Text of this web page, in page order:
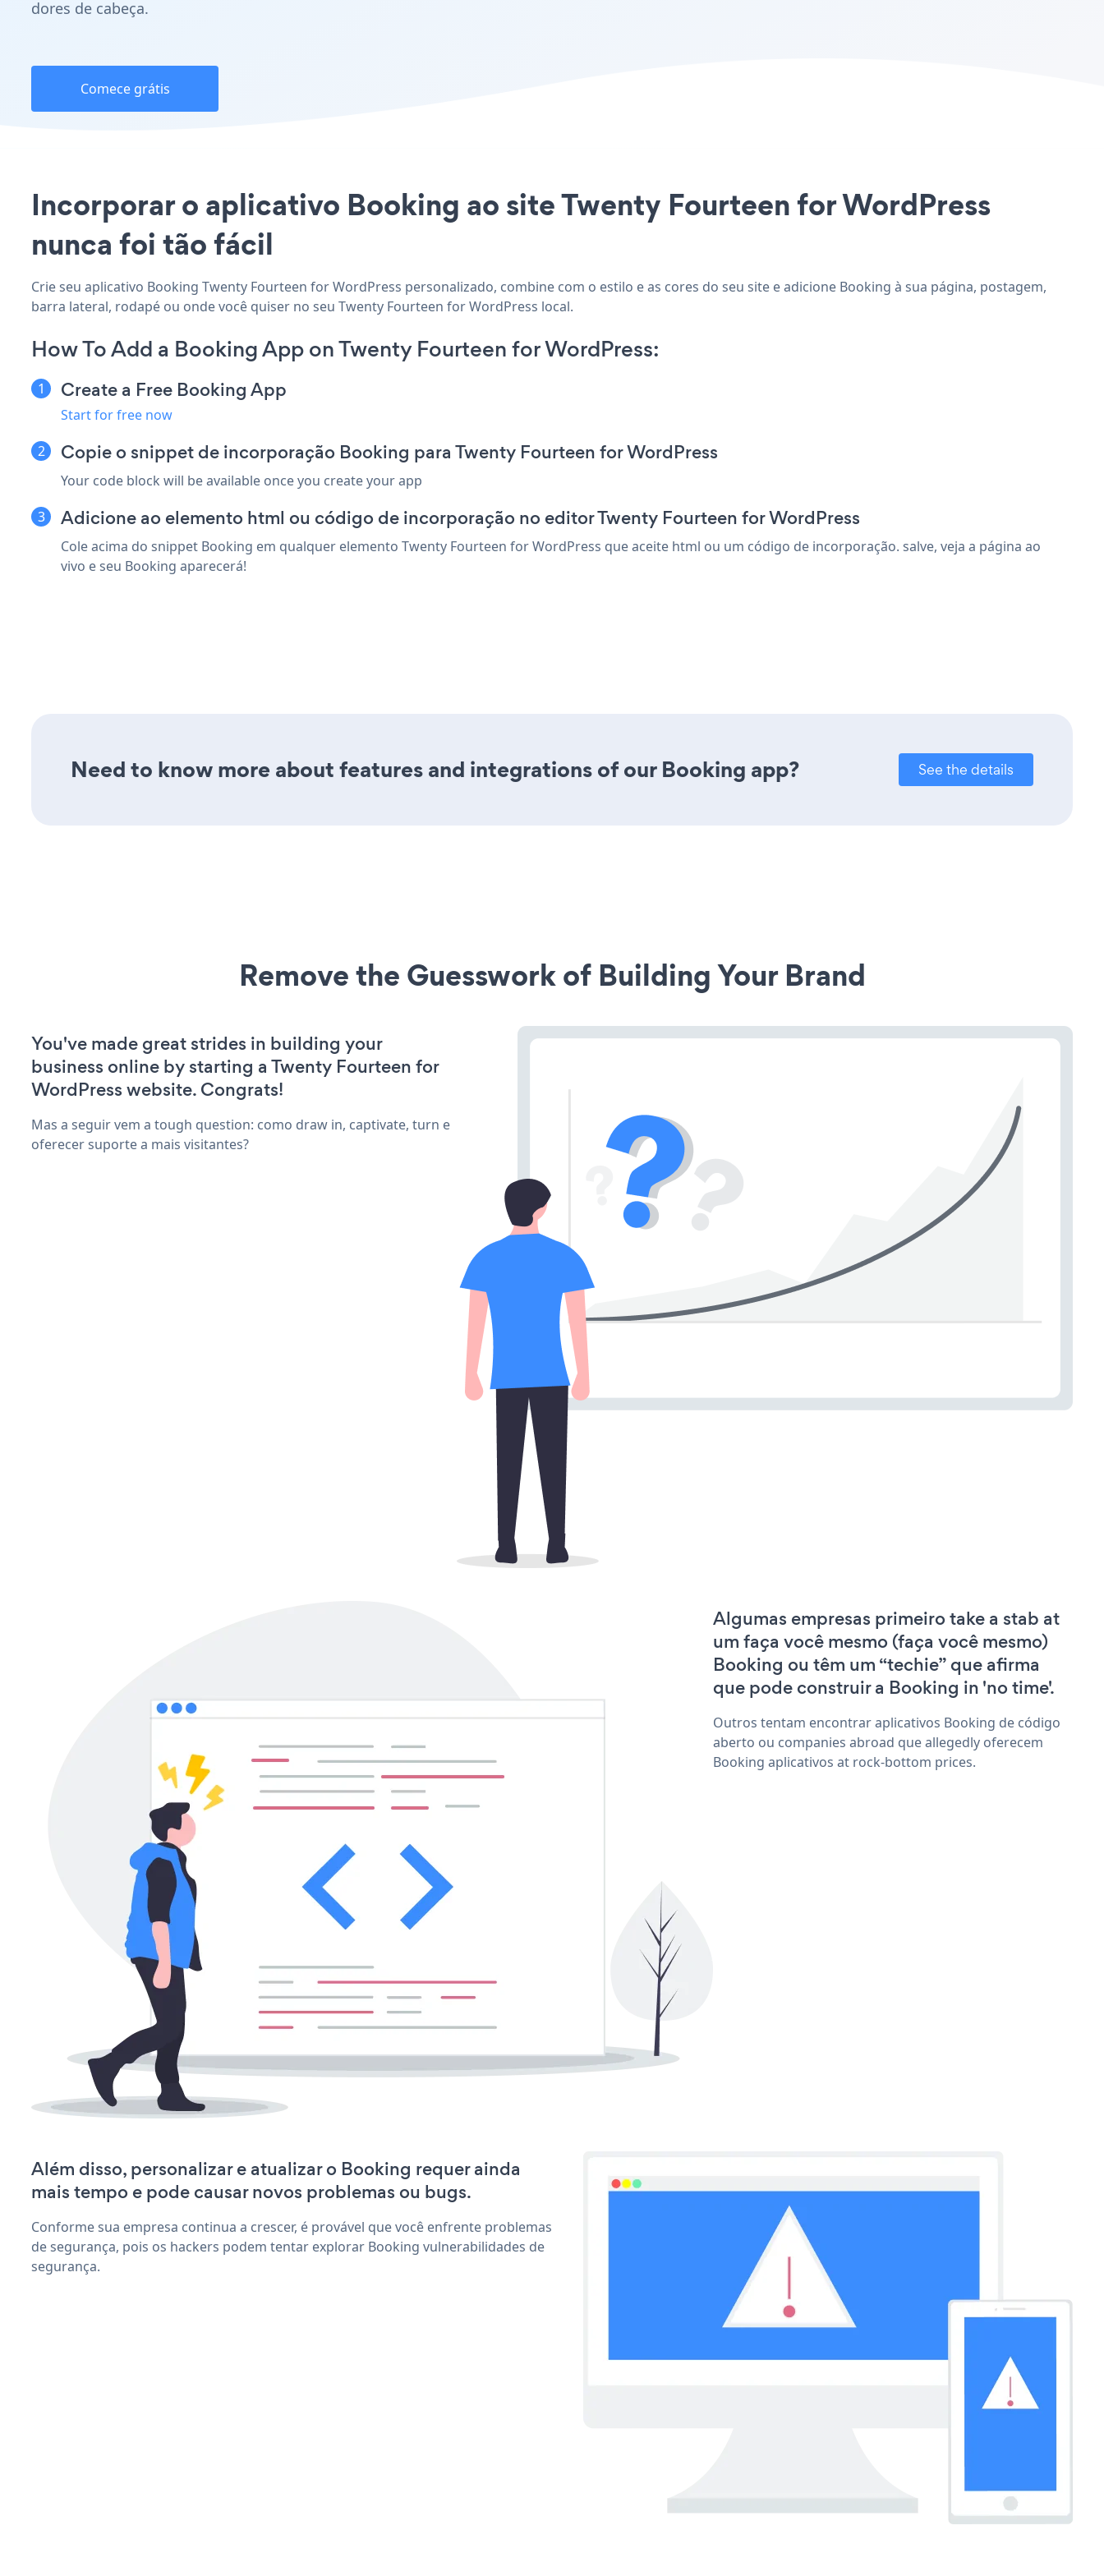
dores de cabeça.
Comece grátis
Incorporar o aplicativo Booking ao site Twenty Fourteen for WordPress
nunca foi tão fácil
Crie seu aplicativo Booking Twenty Fourteen for WordPress personalizado, combine com o estilo e as cores do seu site e adicione Booking à sua página, postagem,
barra lateral, rodapé ou onde você quiser no seu Twenty Fourteen for WordPress local.
How To Add a Booking App on Twenty Fourteen for WordPress:
Create a Free Booking App
Start for free now
Copie o snippet de incorporação Booking para Twenty Fourteen for WordPress
Your code block will be available once you create your app
Adicione ao elemento html ou código de incorporação no editor Twenty Fourteen for WordPress
Cole acima do snippet Booking em qualquer elemento Twenty Fourteen for WordPress que aceite html ou um código de incorporação. salve, veja a página ao
vivo e seu Booking aparecerá!
Need to know more about features and integrations of our Booking app? See the details
Remove the Guesswork of Building Your Brand
You've made great strides in building your
business online by starting a Twenty Fourteen for
WordPress website. Congrats!
Mas a seguir vem a tough question: como draw in, captivate, turn e
oferecer suporte a mais visitantes?
Algumas empresas primeiro take a stab at
um faça você mesmo (faça você mesmo)
Booking ou têm um “techie” que afirma
que pode construir a Booking in 'no time'.
Outros tentam encontrar aplicativos Booking de código
aberto ou companies abroad que allegedly oferecem
Booking aplicativos at rock-bottom prices.
Além disso, personalizar e atualizar o Booking requer ainda
mais tempo e pode causar novos problemas ou bugs.
Conforme sua empresa continua a crescer, é provável que você enfrente problemas
de segurança, pois os hackers podem tentar explorar Booking vulnerabilidades de
segurança.